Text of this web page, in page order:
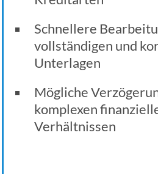
Schnellere
vollständigen und
Unterlagen
Mögliche
komplexen
Verhältnissen